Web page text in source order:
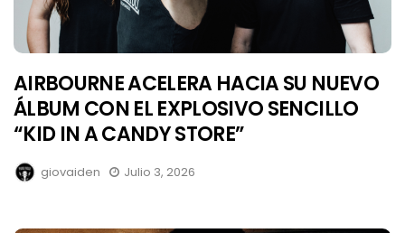
AIRBOURNE ACELERA HACIA SU NUEVO
ÁLBUM CON EL EXPLOSIVO SENCILLO
“KID IN A CANDY STORE”
giovaiden Julio 3, 2026